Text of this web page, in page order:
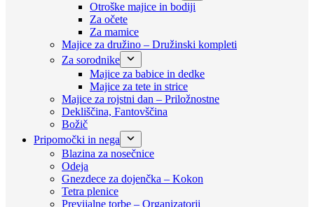
Otroške majice in bodiji
Za očete
Za mamice
Majice za družino – Družinski kompleti
Za sorodnike
Majice za babice in dedke
Majice za tete in strice
Majice za rojstni dan – Priložnostne
Dekliščina, Fantovščina
Božič
Pripomočki in nega
Blazina za nosečnice
Odeja
Gnezdece za dojenčka – Kokon
Tetra plenice
Previjalne torbe – Organizatorji